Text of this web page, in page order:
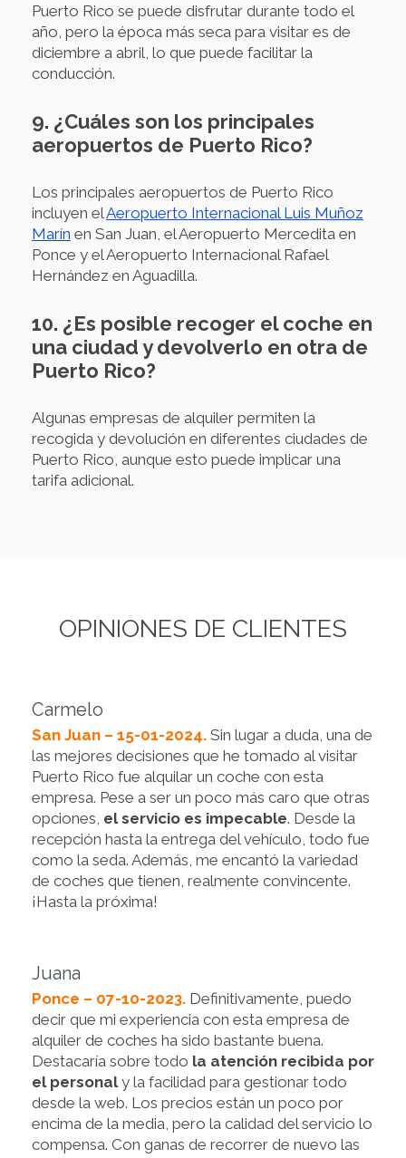
Puerto Rico se puede disfrutar durante todo el
año, pero la época más seca para visitar es de
diciembre a abril, lo que puede facilitar la
conducción.
9. ¿Cuáles son los principales
aeropuertos de Puerto Rico?
Los principales aeropuertos de Puerto Rico
incluyen elAeropuerto Internacional Luis Muñoz
Marín en San Juan, el Aeropuerto Mercedita en
Ponce y el Aeropuerto Internacional Rafael
Hernández en Aguadilla.
10. ¿Es posible recoger el coche en
una ciudad y devolverlo en otra de
Puerto Rico?
Algunas empresas de alquiler permiten la
recogida y devolución en diferentes ciudades de
Puerto Rico, aunque esto puede implicar una
tarifa adicional.
OPINIONES DE CLIENTES
Carmelo
San Juan – 15-01-2024. Sin lugar a duda, una de
las mejores decisiones que he tomado al visitar
Puerto Rico fue alquilar un coche con esta
empresa. Pese a ser un poco más caro que otras
opciones, el servicio es impecable. Desde la
recepción hasta la entrega del vehículo, todo fue
como la seda. Además, me encantó la variedad
de coches que tienen, realmente convincente.
¡Hasta la próxima!
Juana
Ponce – 07-10-2023. Definitivamente, puedo
decir que mi experiencia con esta empresa de
alquiler de coches ha sido bastante buena.
Destacaría sobre todo la atención recibida por
el personaly la facilidad para gestionar todo
desde la web. Los precios están un poco por
encima de la media, pero la calidad del servicio lo
compensa. Con ganas de recorrer de nuevo las